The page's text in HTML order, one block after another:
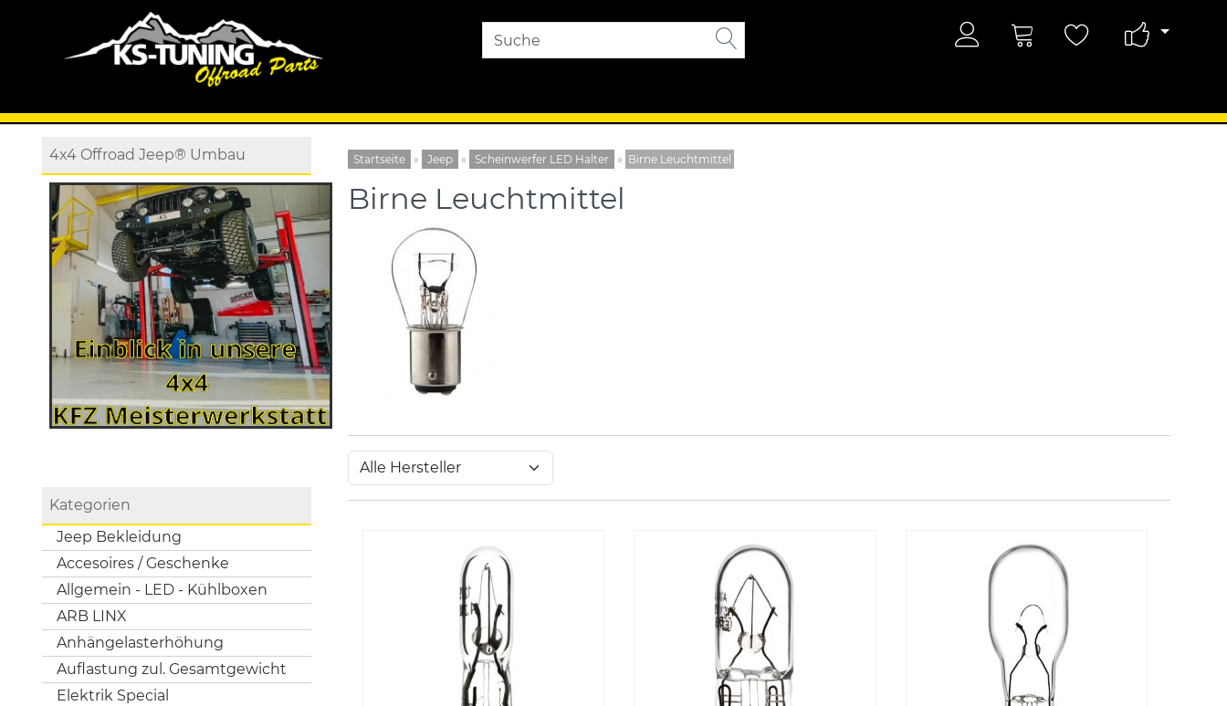
4x4 Offroad Jeep® Umbau
Kategorien
Jeep Bekleidung
Accesoires / Geschenke
Allgemein - LED - Kühlboxen
ARB LINX
Anhängelasterhöhung
Auflastung zul. Gesamtgewicht
Elektrik Special
Startseite » Jeep » Scheinwerfer LED Halter » Birne Leuchtmittel
Birne Leuchtmittel